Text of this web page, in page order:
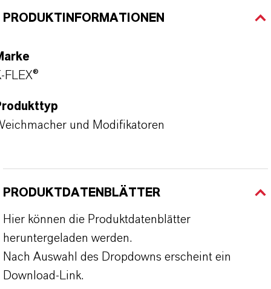
PRODUKTINFORMATIONEN
FLEX®
und Modifikatoren
PRODUKTDATENBLÄTTER
Hier können die Produktdatenblätter
heruntergeladen werden.
Nach Auswahl des Dropdowns erscheint ein
Download-Link.